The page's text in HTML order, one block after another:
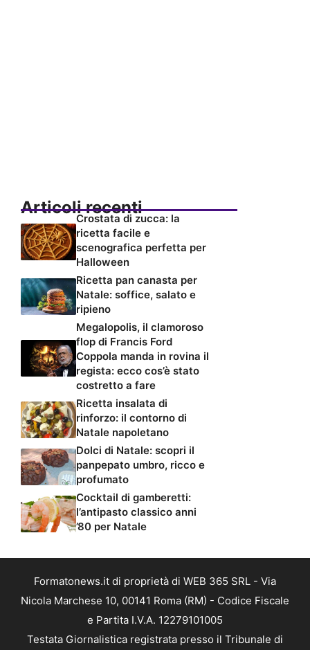
Articoli recenti
Crostata di zucca: la
ricetta facile e
scenografica perfetta per
Halloween
Ricetta pan canasta per
Natale: soffice, salato e
ripieno
Megalopolis, il clamoroso
flop di Francis Ford
Coppola manda in rovina il
regista: ecco cos’è stato
costretto a fare
Ricetta insalata di
rinforzo: il contorno di
Natale napoletano
Dolci di Natale: scopri il
panpepato umbro, ricco e
profumato
Cocktail di gamberetti:
l’antipasto classico anni
’80 per Natale
Formatonews.it di proprietà di WEB 365 SRL - Via
Nicola Marchese 10, 00141 Roma (RM) - Codice Fiscale
e Partita I.V.A. 12279101005
Testata Giornalistica registrata presso il Tribunale di